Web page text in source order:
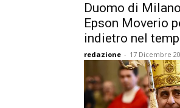
Duomo di
Epson Moverio
indietro nel
redazione - 17 Dicembre